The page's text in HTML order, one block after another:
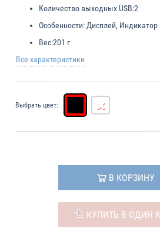
Количество выходных USB:2
Особенности: Дисплей,
Вес:201 г
Все характеристики
Выбрать цвет:
В КОРЗИНУ
КУПИТЬ В ОДИН